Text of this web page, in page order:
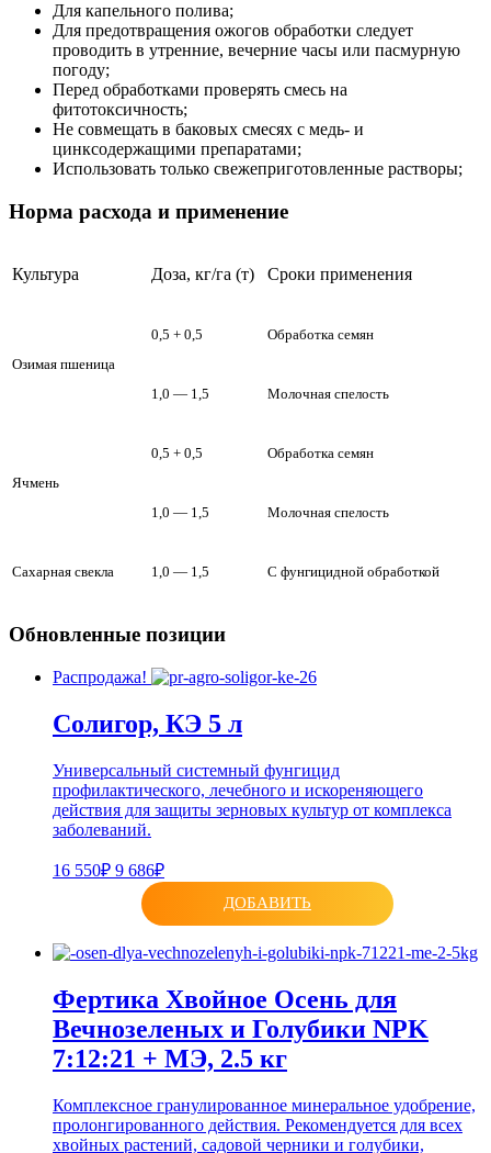
Для капельного полива;
Для предотвращения ожогов обработки следует
проводить в утренние, вечерние часы или пасмурную
погоду;
Перед обработками проверять смесь на
фитотоксичность;
Не совмещать в баковых смесях с медь- и
цинксодержащими препаратами;
Использовать только свежеприготовленные растворы;
Норма расхода и применение
Культура Доза, кг/га (т) Сроки применения
Озимая пшеница
0,5 + 0,5 Обработка семян
1,0 — 1,5 Молочная спелость
Ячмень
0,5 + 0,5 Обработка семян
1,0 — 1,5 Молочная спелость
Сахарная свекла 1,0 — 1,5 С фунгицидной обработкой
Обновленные позиции
Распродажа!
Солигор, КЭ 5 л
Универсальный системный фунгицид
профилактического, лечебного и искореняющего
действия для защиты зерновых культур от комплекса
заболеваний.
16 550₽ 9 686₽
ДОБАВИТЬ
Фертика Хвойное Осень для
Вечнозеленых и Голубики NPK
7:12:21 + МЭ, 2.5 кг
Комплексное гранулированное минеральное удобрение,
пролонгированного действия. Рекомендуется для всех
хвойных растений, садовой черники и голубики,